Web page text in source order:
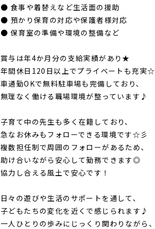
● 食事や着替えなど生活面の援助
● 預かり保育の対応や保護者様対応
● 保育室の準備や環境の整備など
賞与は年4か月分の支給実績があり★
年間休日120日以上でプライベートも充実☆
車通勤OKで無料駐車場も完備しており、
無理なく働ける職場環境が整っています♪
子育て中の先生も多く在籍しており、
急なお休みもフォローできる環境です☆彡
複数担任制で周囲のフォローがあるため、
助け合いながら安心して勤務できます◎
協力し合える風土で安心です！
日々の遊びや生活のサポートを通して、
子どもたちの変化を近くで感じられます♪
一人ひとりの歩みにじっくり関わりながら、